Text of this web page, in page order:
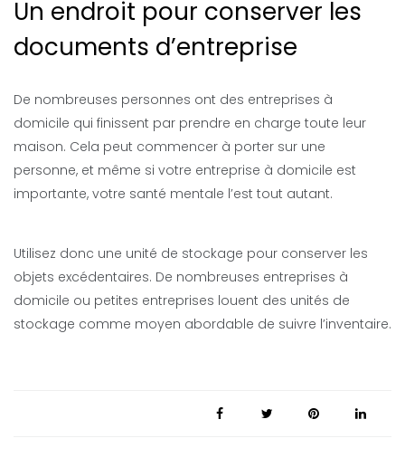
Un endroit pour conserver les
documents d’entreprise
De nombreuses personnes ont des entreprises à
domicile qui finissent par prendre en charge toute leur
maison. Cela peut commencer à porter sur une
personne, et même si votre entreprise à domicile est
importante, votre santé mentale l’est tout autant.
Utilisez donc une unité de stockage pour conserver les
objets excédentaires. De nombreuses entreprises à
domicile ou petites entreprises louent des unités de
stockage comme moyen abordable de suivre l’inventaire.